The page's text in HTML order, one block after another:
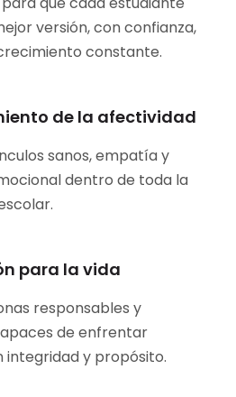
versión, con confianza,
constante.
de la afectividad
sanos, empatía y
dentro de toda la
para la vida
responsables y
de enfrentar
integridad y propósito.